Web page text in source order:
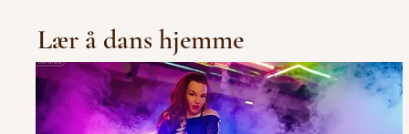
Lær å dans hjemme